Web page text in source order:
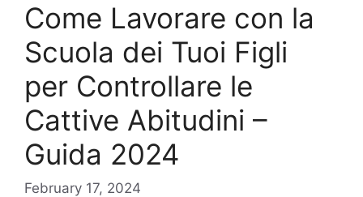
Come Lavorare con la
Scuola dei Tuoi Figli
per Controllare le
Cattive Abitudini –
Guida 2024
February 17, 2024